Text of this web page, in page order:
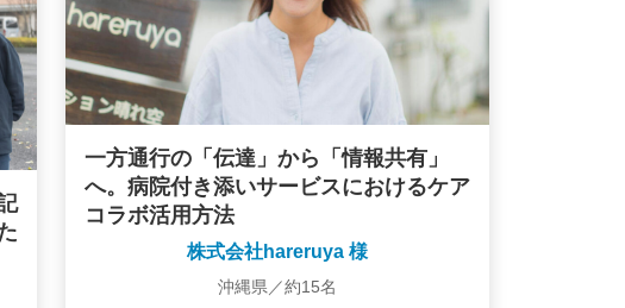
一方通行の「伝達」から「情報共有」
へ。病院付き添いサービスにおけるケア
コラボ活用方法
株式会社hareruya 様
沖縄県／約15名